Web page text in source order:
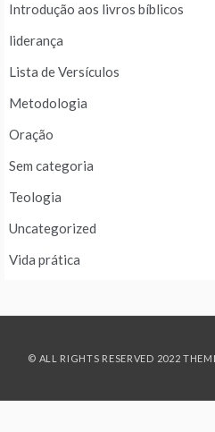
Introdução aos livros bíblicos
liderança
Lista de Versículos
Metodologia
Oração
Sem categoria
Teologia
Uncategorized
Vida prática
© ALL RIGHTS RESERVED 2022